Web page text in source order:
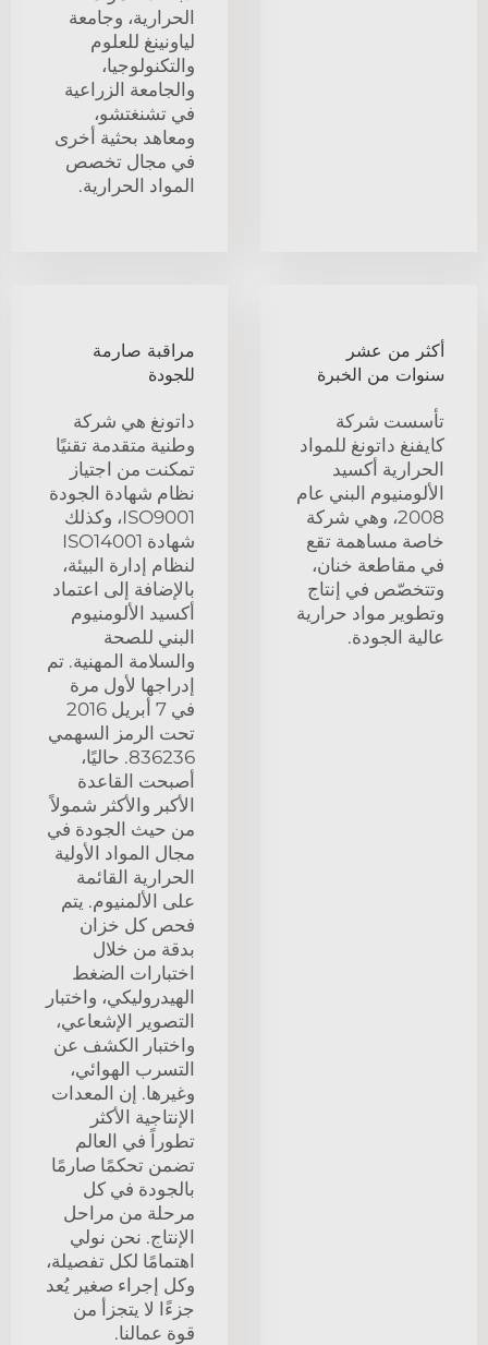
الحرارية، وجامعة
لياونينغ للعلوم
والتكنولوجيا،
والجامعة الزراعية
في تشنغتشو،
ومعاهد بحثية أخرى
في مجال تخصص
المواد الحرارية.
أكثر من عشر
سنوات من الخبرة
تأسست شركة
كايفنغ داتونغ للمواد
الحرارية أكسيد
الألومنيوم البني عام
2008، وهي شركة
خاصة مساهمة تقع
في مقاطعة خنان،
وتتخصّص في إنتاج
وتطوير مواد حرارية
عالية الجودة.
مراقبة صارمة
للجودة
داتونغ هي شركة
وطنية متقدمة تقنيًا
تمكنت من اجتياز
نظام شهادة الجودة
ISO9001، وكذلك
شهادة ISO14001
لنظام إدارة البيئة،
بالإضافة إلى اعتماد
أكسيد الألومنيوم
البني للصحة
والسلامة المهنية. تم
إدراجها لأول مرة
في 7 أبريل 2016
تحت الرمز السهمي
836236. حاليًا،
أصبحت القاعدة
الأكبر والأكثر شمولاً
من حيث الجودة في
مجال المواد الأولية
الحرارية القائمة
على الألمنيوم. يتم
فحص كل خزان
بدقة من خلال
اختبارات الضغط
الهيدروليكي، واختبار
التصوير الإشعاعي،
واختبار الكشف عن
التسرب الهوائي،
وغيرها. إن المعدات
الإنتاجية الأكثر
تطوراً في العالم
تضمن تحكمًا صارمًا
بالجودة في كل
مرحلة من مراحل
الإنتاج. نحن نولي
اهتمامًا لكل تفصيلة،
وكل إجراء صغير يُعد
جزءًا لا يتجزأ من
قوة عمالنا.